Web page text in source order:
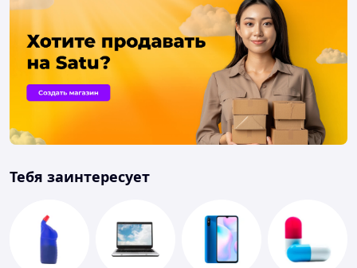
Тебя заинтересует